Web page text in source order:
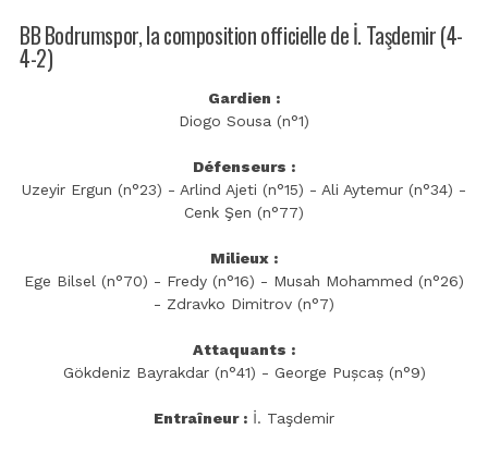
BB Bodrumspor, la composition officielle de İ. Taşdemir (4-
4-2)
Gardien :
Diogo Sousa (n°1)
Défenseurs :
Uzeyir Ergun (n°23) - Arlind Ajeti (n°15) - Ali Aytemur (n°34) -
Cenk Şen (n°77)
Milieux :
Ege Bilsel (n°70) - Fredy (n°16) - Musah Mohammed (n°26)
- Zdravko Dimitrov (n°7)
Attaquants :
Gökdeniz Bayrakdar (n°41) - George Pușcaș (n°9)
Entraîneur : İ. Taşdemir